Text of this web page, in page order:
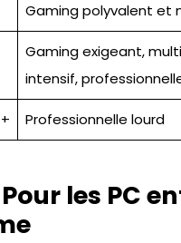
Gaming polyvalent et
Gaming exigeant,
intensif,
Professionnelle lourd
Pour les PC